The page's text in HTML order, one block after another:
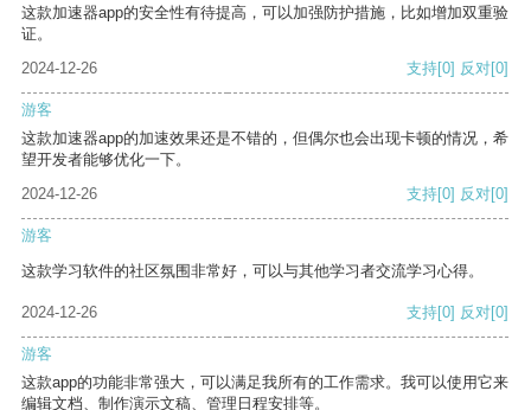
这款加速器app的安全性有待提高，可以加强防护措施，比如增加双重验
证。
2024-12-26
支持[0] 反对[0]
游客
这款加速器app的加速效果还是不错的，但偶尔也会出现卡顿的情况，希
望开发者能够优化一下。
2024-12-26
支持[0] 反对[0]
游客
这款学习软件的社区氛围非常好，可以与其他学习者交流学习心得。
2024-12-26 支持[0] 反对[0]
游客
这款app的功能非常强大，可以满足我所有的工作需求。我可以使用它来
编辑文档、制作演示文稿、管理日程安排等。